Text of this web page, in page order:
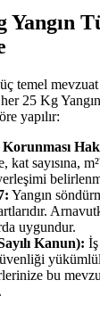
temel mevzuat
25 Kg
yapılır:
kat sayısına,
Yangın
uygundur.
Kanun):
bu